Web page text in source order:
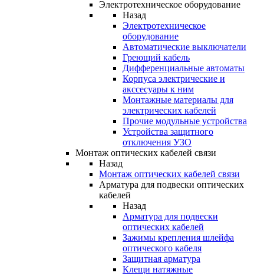
Электротехническое оборудование
Назад
Электротехническое
оборудование
Автоматические выключатели
Греющий кабель
Дифференциальные автоматы
Корпуса электрические и
акссесуары к ним
Монтажные материалы для
электрических кабелей
Прочие модульные устройства
Устройства защитного
отключения УЗО
Монтаж оптических кабелей связи
Назад
Монтаж оптических кабелей связи
Арматура для подвески оптических
кабелей
Назад
Арматура для подвески
оптических кабелей
Зажимы крепления шлейфа
оптического кабеля
Защитная арматура
Клещи натяжные